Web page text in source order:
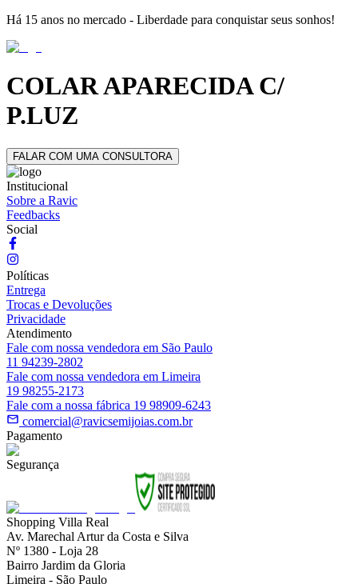
Há 15 anos no mercado - Liberdade para conquistar seus sonhos!
COLAR APARECIDA C/
P.LUZ
FALAR COM UMA CONSULTORA
Institucional
Sobre a Ravic
Feedbacks
Social
Políticas
Entrega
Trocas e Devoluções
Privacidade
Atendimento
Fale com nossa vendedora em São Paulo
11 94239-2802
Fale com nossa vendedora em Limeira
19 98255-2173
Fale com a nossa fábrica 19 98909-6243
comercial@ravicsemijoias.com.br
Pagamento
Segurança
Shopping Villa Real
Av. Marechal Artur da Costa e Silva
Nº 1380 - Loja 28
Bairro Jardim da Gloria
Limeira - São Paulo